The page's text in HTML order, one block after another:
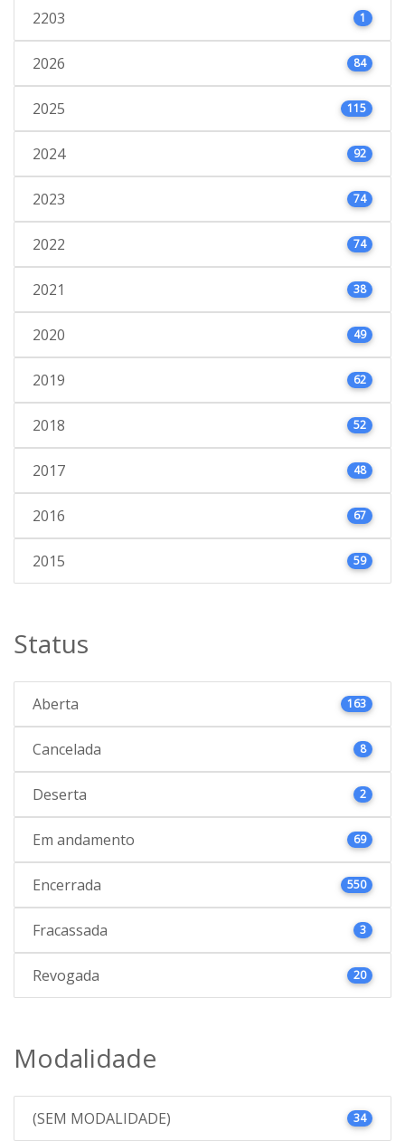
2203 1
2026 84
2025 115
2024 92
2023 74
2022 74
2021 38
2020 49
2019 62
2018 52
2017 48
2016 67
2015 59
Status
Aberta 163
Cancelada 8
Deserta 2
Em andamento 69
Encerrada 550
Fracassada 3
Revogada 20
Modalidade
(SEM MODALIDADE) 34